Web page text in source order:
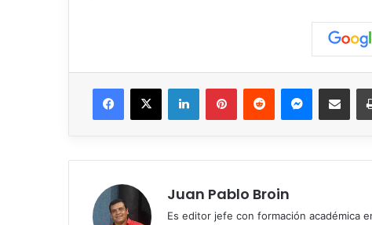
Facebook
X LinkedInPinterestReddit Messenger
Compartir vía
Juan Pablo Broin
Es editor jefe con formación académica